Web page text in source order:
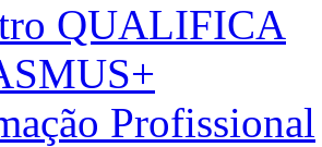
QUALIFICA
Profissional